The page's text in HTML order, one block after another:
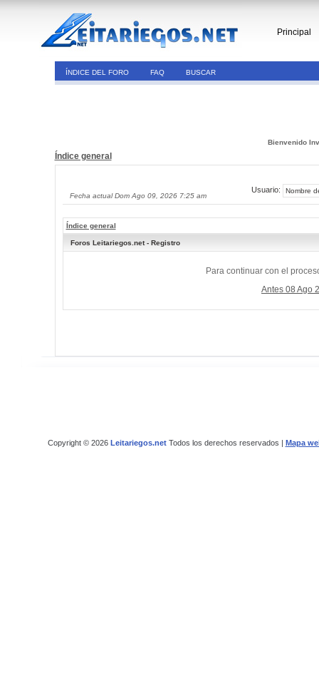
Principal
ÍNDICE DEL FORO FAQ BUSCAR
Bienvenido
Índice general
Fecha actual Dom Ago 09, 2026 7:25 am
Usuario:
Índice general
Foros Leitariegos.net - Registro
Para continuar con el
Antes 08 Ago
Copyright © 2026 Leitariegos.netTodos los derechos reservados | Mapa